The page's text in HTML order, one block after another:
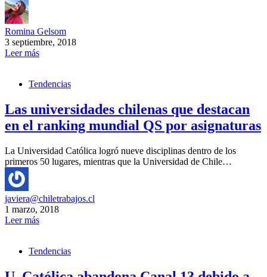
Romina Gelsom
3 septiembre, 2018
Leer más
Tendencias
Las universidades chilenas que destacan
en el ranking mundial QS por asignaturas
La Universidad Católica logró nueve disciplinas dentro de los
primeros 50 lugares, mientras que la Universidad de Chile…
javiera@chiletrabajos.cl
1 marzo, 2018
Leer más
Tendencias